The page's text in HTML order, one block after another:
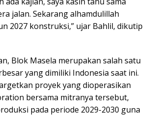
jalan. Sekarang alhamdulillah
2027 konstruksi,” ujar Bahlil, dikutip
Blok Masela merupakan salah satu
yang dimiliki Indonesia saat ini.
proyek yang dioperasikan
bersama mitranya tersebut,
pada periode 2029-2030 guna